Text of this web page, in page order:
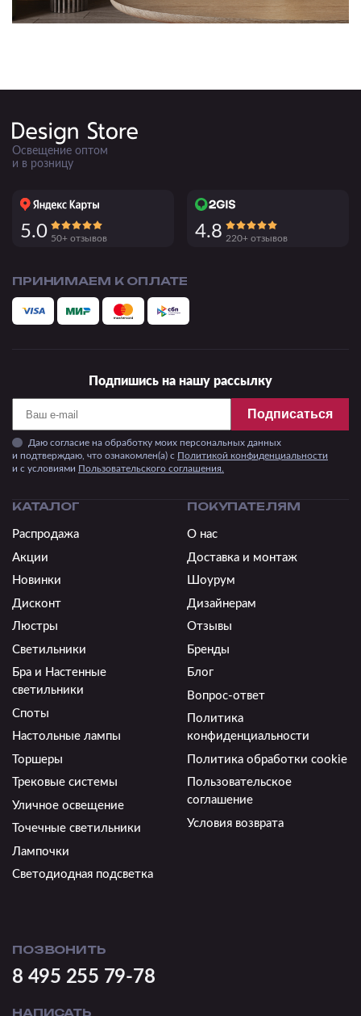
Подпишись на нашу рассылку
Подписаться
Даю согласие на обработку моих персональных данных
и подтверждаю, что ознакомлен(а) с Политикой конфиденциальности
и c условиями Пользовательского соглашения.
Освещение оптом
и в розницу
5.0 50+ отзывов 4.8 220+ отзывов
ПРИНИМАЕМ К ОПЛАТЕ
КАТАЛОГ
Распродажа
Акции
Новинки
Дисконт
Люстры
Светильники
Бра и Настенные
светильники
Споты
Настольные лампы
Торшеры
Трековые системы
Уличное освещение
Точечные светильники
Лампочки
Светодиодная подсветка
ПОКУПАТЕЛЯМ
О нас
Доставка и монтаж
Шоурум
Дизайнерам
Отзывы
Бренды
Блог
Вопрос-ответ
Политика
конфиденциальности
Политика обработки cookie
Пользовательское
соглашение
Условия возврата
ПОЗВОНИТЬ
8 495 255 79-78
НАПИСАТЬ